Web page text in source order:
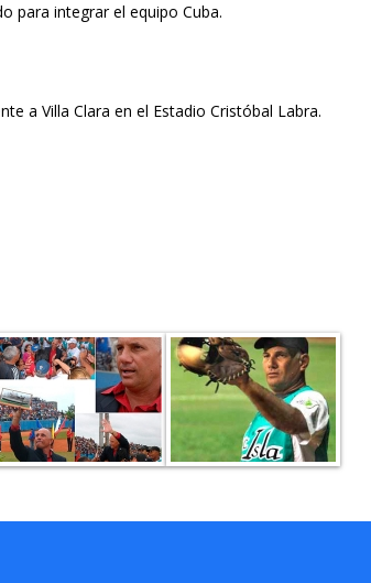
para integrar el equipo Cuba.
a Villa Clara en el Estadio Cristóbal Labra.